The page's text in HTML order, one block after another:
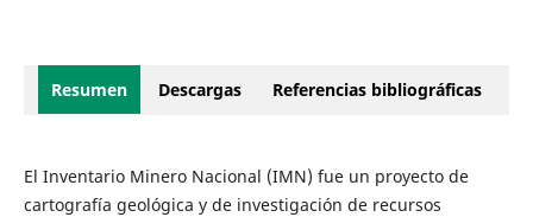
Resumen Descargas Referencias bibliográficas
El Inventario Minero Nacional (IMN) fue un proyecto de
cartografía geológica y de investigación de recursos